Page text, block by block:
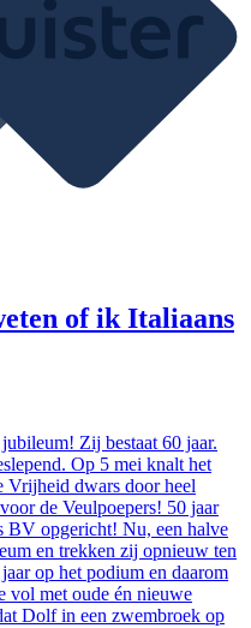
of ik Italiaans
Zij bestaat 60 jaar.
Op 5 mei knalt het
Vrijheid dwars door heel
de Veulpoepers! 50 jaar
BV opgericht! Nu, een halve
en trekken zij opnieuw ten
op het podium en daarom
vol met oude én nieuwe
Dolf in een zwembroek op